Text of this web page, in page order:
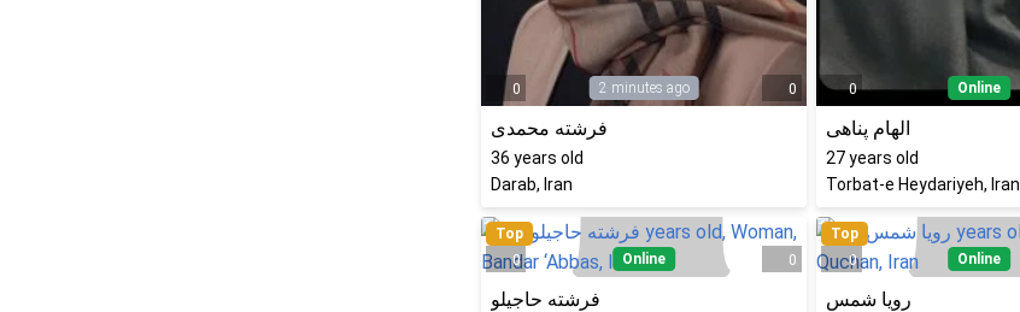
0 2 minutes ago 0
فرشته محمدی
36 years old
Darab, Iran
0 Online
الهام پناهی
27 years old
Torbat-e Heydariyeh, Iran
Top
0
Online 0
فرشته حاجیلو
Top
0
Online
رویا شمس